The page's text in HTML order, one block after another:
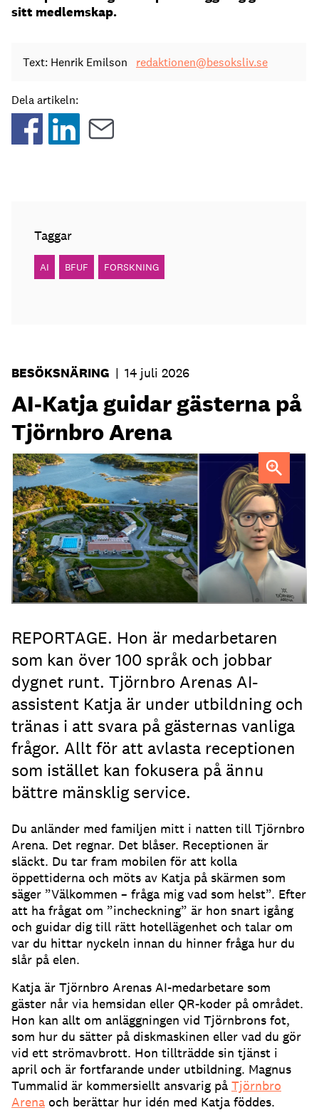
sitt medlemskap.
Text: Henrik Emilson redaktionen@besoksliv.se
Dela artikeln:
Taggar
AI BFUF FORSKNING
BESÖKSNÄRING | 14 juli 2026
AI-Katja guidar gästerna på
Tjörnbro Arena
AI-medarbetaren Katja tillträdde i tjänst i april.
REPORTAGE. Hon är medarbetaren
som kan över 100 språk och jobbar
dygnet runt. Tjörnbro Arenas AI-
assistent Katja är under utbildning och
tränas i att svara på gästernas vanliga
frågor. Allt för att avlasta receptionen
som istället kan fokusera på ännu
bättre mänsklig service.
Du anländer med familjen mitt i natten till Tjörnbro
Arena. Det regnar. Det blåser. Receptionen är
släckt. Du tar fram mobilen för att kolla
öppettiderna och möts av Katja på skärmen som
säger ”Välkommen – fråga mig vad som helst”. Efter
att ha frågat om ”incheckning” är hon snart igång
och guidar dig till rätt hotellägenhet och talar om
var du hittar nyckeln innan du hinner fråga hur du
slår på elen.
Katja är Tjörnbro Arenas AI-medarbetare som
gäster når via hemsidan eller QR-koder på området.
Hon kan allt om anläggningen vid Tjörnbrons fot,
som hur du sätter på diskmaskinen eller vad du gör
vid ett strömavbrott. Hon tillträdde sin tjänst i
april och är fortfarande under utbildning. Magnus
Tummalid är kommersiellt ansvarig på Tjörnbro
Arena och berättar hur idén med Katja föddes.